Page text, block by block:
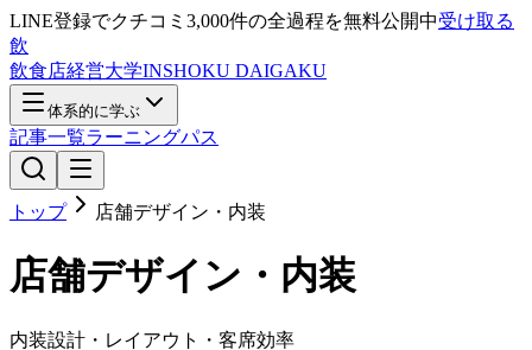
LINE登録でクチコミ3,000件の全過程を無料公開中受け取る
飲
飲食店経営大学INSHOKU DAIGAKU
体系的に学ぶ
記事一覧ラーニングパス
トップ 店舗デザイン・内装
店舗デザイン・内装
内装設計・レイアウト・客席効率